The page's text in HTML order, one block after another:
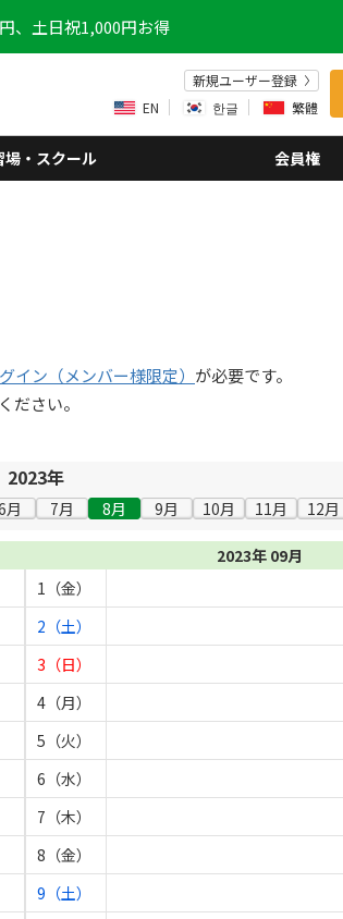
、土日祝1,000円お得
新規ユーザー登録
EN
한글 繁體
場・スクール 会員権
イン（メンバー様限定） が必要です。
ださい。
2023年
月 7月 8月 9月 10月 11月 12月
2023年 09月
1（金）
2（土）
3（日）
4（月）
5（火）
6（水）
7（木）
8（金）
9（土）